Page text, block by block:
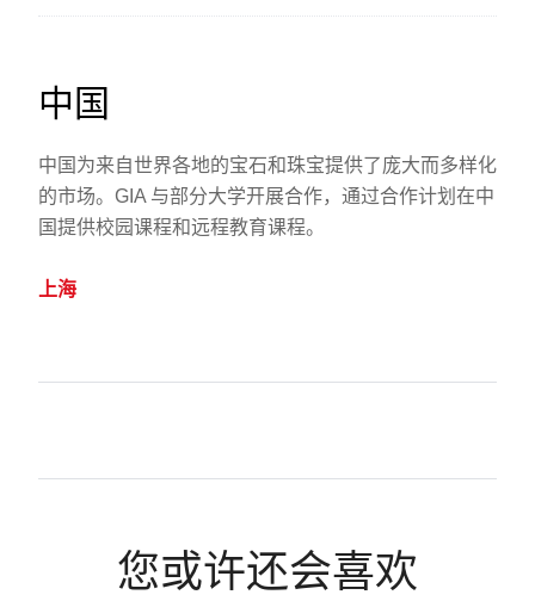
中国
中国为来自世界各地的宝石和珠宝提供了庞大而多样化
的市场。GIA 与部分大学开展合作，通过合作计划在中
国提供校园课程和远程教育课程。
上海
您或许还会喜欢